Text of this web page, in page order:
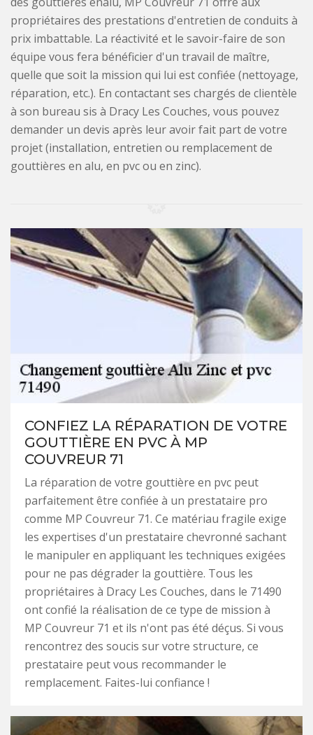
propriétaires des prestations d'entretien de conduits à
prix imbattable. La réactivité et le savoir-faire de son
équipe vous fera bénéficier d'un travail de maître,
quelle que soit la mission qui lui est confiée (nettoyage,
réparation, etc.). En contactant ses chargés de clientèle
à son bureau sis à Dracy Les Couches, vous pouvez
demander un devis après leur avoir fait part de votre
projet (installation, entretien ou remplacement de
gouttières en alu, en pvc ou en zinc).
CONFIEZ LA RÉPARATION DE VOTRE
GOUTTIÈRE EN PVC À MP
COUVREUR 71
La réparation de votre gouttière en pvc peut
parfaitement être confiée à un prestataire pro
comme MP Couvreur 71. Ce matériau fragile exige
les expertises d'un prestataire chevronné sachant
le manipuler en appliquant les techniques exigées
pour ne pas dégrader la gouttière. Tous les
propriétaires à Dracy Les Couches, dans le 71490
ont confié la réalisation de ce type de mission à
MP Couvreur 71 et ils n'ont pas été déçus. Si vous
rencontrez des soucis sur votre structure, ce
prestataire peut vous recommander le
remplacement. Faites-lui confiance !